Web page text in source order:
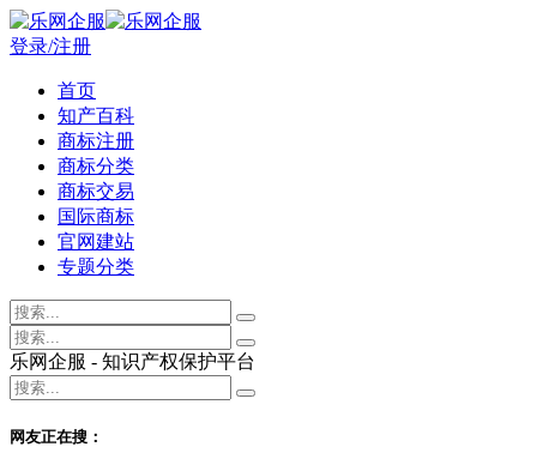
登录/注册
首页
知产百科
商标注册
商标分类
商标交易
国际商标
官网建站
专题分类
乐网企服 - 知识产权保护平台
网友正在搜：